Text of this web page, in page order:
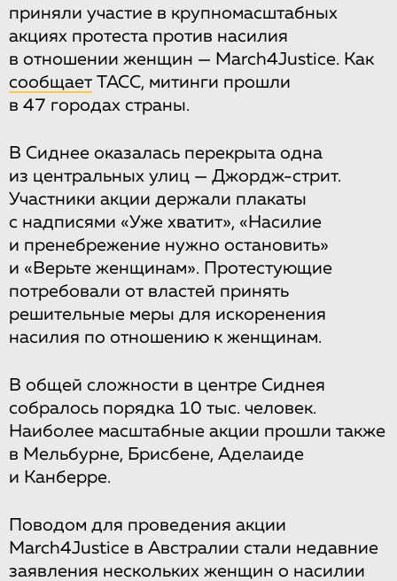
приняли участие в крупномасштабных
акциях протеста против насилия
в отношении женщин — March4Justice. Как
сообщает ТАСС, митинги прошли
в 47 городах страны.
В Сиднее оказалась перекрыта одна
из центральных улиц — Джордж-стрит.
Участники акции держали плакаты
с надписями «Уже хватит», «Насилие
и пренебрежение нужно остановить»
и «Верьте женщинам». Протестующие
потребовали от властей принять
решительные меры для искоренения
насилия по отношению к женщинам.
В общей сложности в центре Сиднея
собралось порядка 10 тыс. человек.
Наиболее масштабные акции прошли также
в Мельбурне, Брисбене, Аделаиде
и Канберре.
Поводом для проведения акции
March4Justice в Австралии стали недавние
заявления нескольких женщин о насилии